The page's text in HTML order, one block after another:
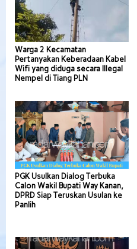
Warga 2 Kecamatan
Pertanyakan Keberadaan Kabel
Wifi yang diduga secara Illegal
Nempel di Tiang PLN
PGK Usulkan Dialog Terbuka
Calon Wakil Bupati Way Kanan,
DPRD Siap Teruskan Usulan ke
Panlih